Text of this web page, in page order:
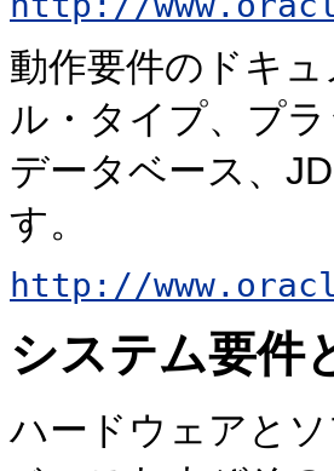
動作要件のドキ
ル・タイプ、プ
データベース、
す。
http://
システム要件
ハードウェアと